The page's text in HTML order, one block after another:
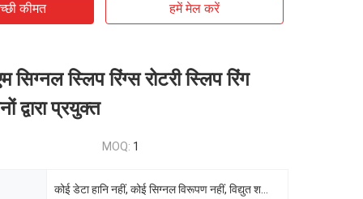
कीमत हमें मेल करें
स्लिप रिंग्स रोटरी स्लिप रिंग
द्वारा प्रयुक्त
MOQ: 1